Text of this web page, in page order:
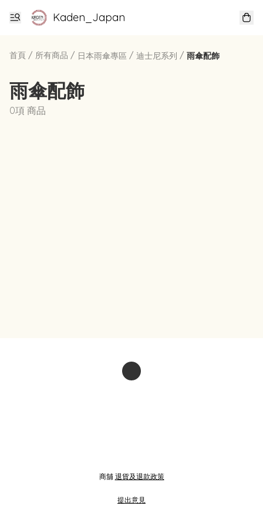
Kaden_Japan
首頁 / 所有商品 / 日本雨傘專區 / 迪士尼系列 / 雨傘配飾
雨傘配飾
0項 商品
商舖 退貨及退款政策
提出意見